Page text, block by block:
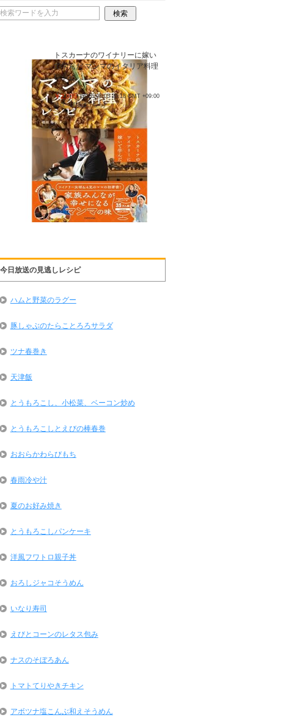
トスカーナのワイナリーに嫁い
で学んだ マンマのイタリア料理
レシピ
￥2,035 (2026/08/05 20:18 GMT +09:00
時点 -詳細はこちら)
今日放送の見逃しレシピ
ハムと野菜のラグー
豚しゃぶのたらことろろサラダ
ツナ春巻き
天津飯
とうもろこし、小松菜、ベーコン炒め
とうもろこしとえびの棒春巻
おおらかわらびもち
春雨冷や汁
夏のお好み焼き
とうもろこしパンケーキ
洋風フワトロ親子丼
おろしジャコそうめん
いなり寿司
えびとコーンのレタス包み
ナスのそぼろあん
トマトてりやきチキン
アボツナ塩こんぶ和えそうめん